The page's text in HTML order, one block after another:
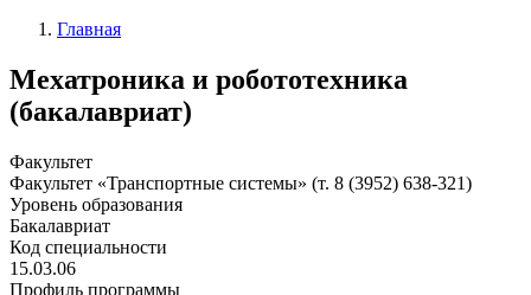
Главная
Мехатроника и робототехника
(бакалавриат)
Факультет
Факультет «Транспортные системы» (т. 8 (3952) 638-321)
Уровень образования
Бакалавриат
Код специальности
15.03.06
Профиль программы